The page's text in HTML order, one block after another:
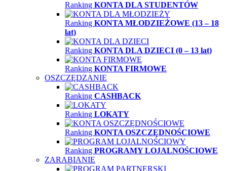
Ranking KONTA DLA STUDENTÓW
Ranking KONTA MŁODZIEŻOWE (13 – 18
lat)
Ranking KONTA DLA DZIECI (0 – 13 lat)
Ranking KONTA FIRMOWE
OSZCZĘDZANIE
Ranking CASHBACK
Ranking LOKATY
Ranking KONTA OSZCZĘDNOŚCIOWE
Ranking PROGRAMY LOJALNOŚCIOWE
ZARABIANIE